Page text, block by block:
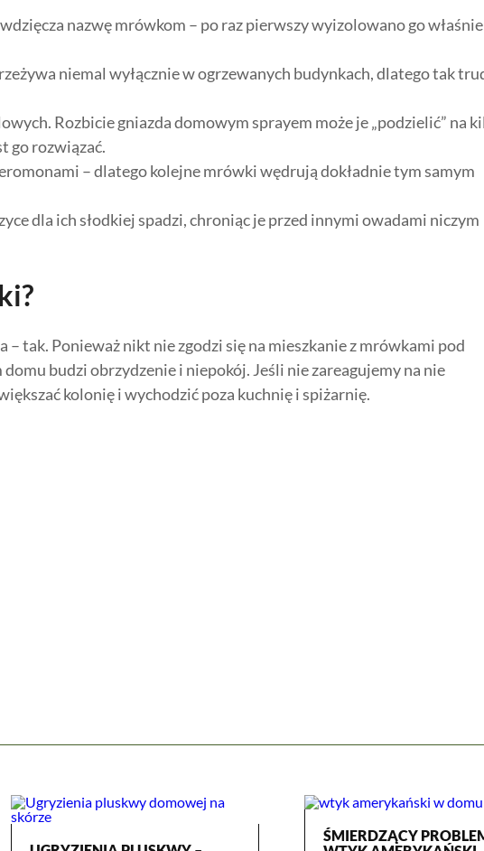
nazwę mrówkom – po raz pierwszy wyizolowano go
niemal wyłącznie w ogrzewanych budynkach, dlatego tak
Rozbicie gniazda domowym sprayem może je „podzielić” na
go rozwiązać.
– dlatego kolejne mrówki wędrują dokładnie tym samym
dla ich słodkiej spadzi, chroniąc je przed innymi owadami niczym
– tak. Ponieważ nikt nie zgodzi się na mieszkanie z mrówkami pod
budzi obrzydzenie i niepokój. Jeśli nie zareagujemy na nie
kolonię i wychodzić poza kuchnię i spiżarnię.
ŚMIERDZĄCY